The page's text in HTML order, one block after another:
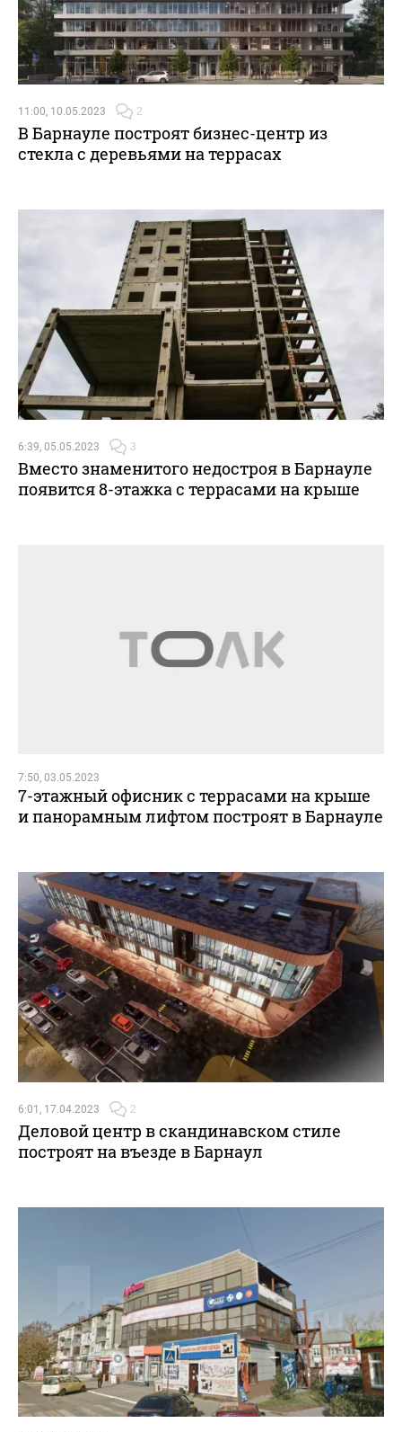
11:00, 10.05.2023 2
В Барнауле построят бизнес-центр из
стекла с деревьями на террасах
6:39, 05.05.2023 3
Вместо знаменитого недостроя в Барнауле
появится 8-этажка с террасами на крыше
7:50, 03.05.2023
7-этажный офисник с террасами на крыше
и панорамным лифтом построят в Барнауле
6:01, 17.04.2023 2
Деловой центр в скандинавском стиле
построят на въезде в Барнаул